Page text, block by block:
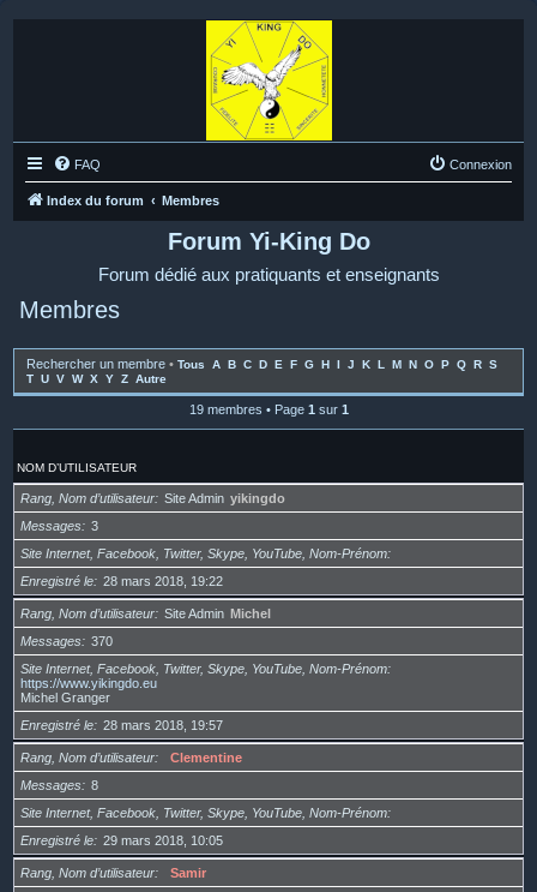
FAQ Connexion
Index du forum Membres
Forum Yi-King Do
Forum dédié aux pratiquants et enseignants
Membres
Rechercher un membre • Tous A B C D E F G H I J K L M N O P Q R S
T U V W X Y Z Autre
19 membres • Page 1 sur 1
NOM D’UTILISATEUR
Rang, Nom d’utilisateur Site Admin yikingdo
Messages
3
Site Internet, Facebook, Twitter, Skype, YouTube, Nom-Prénom
Enregistré le
28 mars 2018, 19:22
Rang, Nom d’utilisateur Site Admin Michel
Messages
370
Site Internet, Facebook, Twitter, Skype, YouTube, Nom-Prénom
https://www.yikingdo.eu
Michel Granger
Enregistré le
28 mars 2018, 19:57
Rang, Nom d’utilisateur
Clementine
Messages
8
Site Internet, Facebook, Twitter, Skype, YouTube, Nom-Prénom
Enregistré le
29 mars 2018, 10:05
Rang, Nom d’utilisateur
Samir